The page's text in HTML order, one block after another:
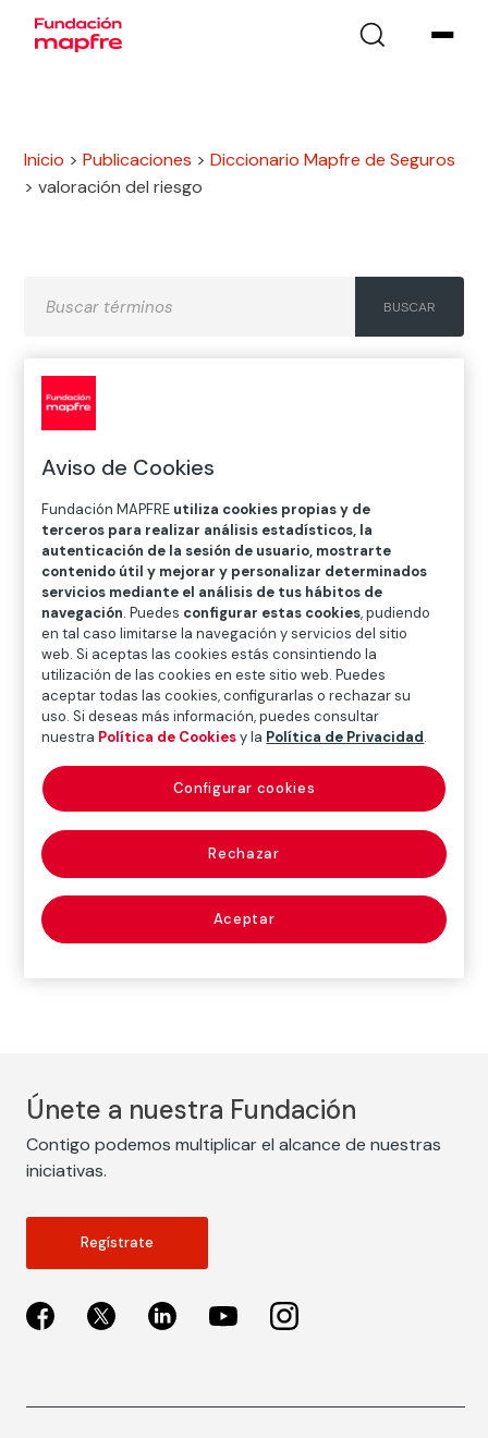
Inicio >Publicaciones >Diccionario Mapfre de Seguros
>valoración del riesgo
A
H
J K
O
P Q R S
U
V
W X Y Z
Diccionario de seguros
valoración del
riesgo (risk
assessment)
Proceso mediante el cual se establece la probabilidad
de que ocurran daños personales o pérdidas
materiales y la cuantificación de los mismos.
Únete a nuestra Fundación
Contigo podemos multiplicar el alcance de nuestras
iniciativas.
Regístrate
Aviso de Cookies
Fundación MAPFRE utiliza cookies propias y de
terceros para realizar análisis estadísticos, la
autenticación de la sesión de usuario, mostrarte
contenido útil y mejorar y personalizar determinados
servicios mediante el análisis de tus hábitos de
navegación. Puedes configurar estas cookies, pudiendo
en tal caso limitarse la navegación y servicios del sitio
web. Si aceptas las cookies estás consintiendo la
utilización de las cookies en este sitio web. Puedes
aceptar todas las cookies, configurarlas o rechazar su
uso. Si deseas más información, puedes consultar
nuestra Política de Cookiesy la Política de Privacidad.
Rechazar
Aceptar
Configurar cookies